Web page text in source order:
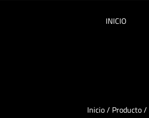
INICIO
Inicio/ Producto/